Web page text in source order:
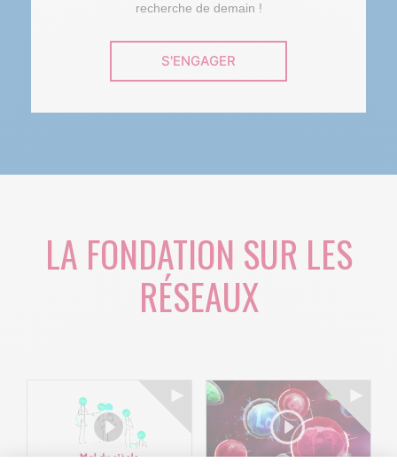
recherche de demain !
S'ENGAGER
LA FONDATION SUR LES
RÉSEAUX